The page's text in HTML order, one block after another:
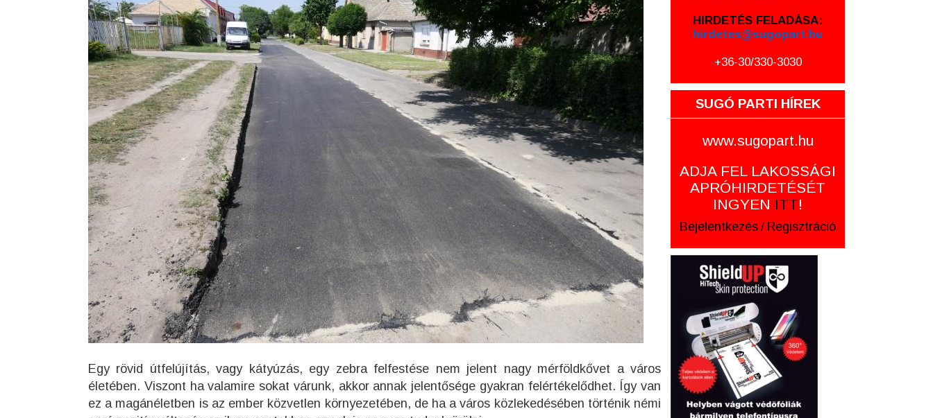
Egy rövid útfelújítás, vagy kátyúzás, egy zebra felfestése nem jelent nagy mérföldkővet a város
életében. Viszont ha valamire sokat várunk, akkor annak jelentősége gyakran felértékelődhet. Így van
ez a magánéletben is az ember közvetlen környezetében, de ha a város közlekedésében történik némi
HIRDETÉS FELADÁSA:
hirdetes@sugopart.hu
+36-30/330-3030
SUGÓ PARTI HÍREK
www.sugopart.hu
ADJA FEL LAKOSSÁGI
APRÓHIRDETÉSÉT
INGYEN ITT!
Bejelentkezés / Regisztráció